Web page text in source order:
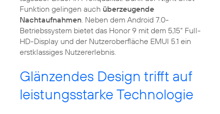
Funktion gelingen auch überzeugende
Nachtaufnahmen . Neben dem Android 7.0-
Betriebssystem bietet das Honor 9 mit dem 5,15“ Full-
HD-Display und der Nutzeroberfläche EMUI 5.1 ein
erstklassiges Nutzererlebnis.
Glänzendes Design trifft auf
leistungsstarke Technologie